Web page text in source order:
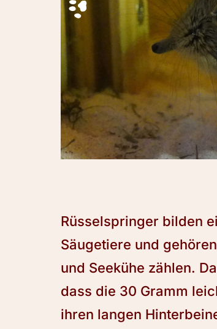
Rüsselspringer bilden
Säugetiere und
und Seekühe zählen.
dass die 30 Gramm
ihren langen